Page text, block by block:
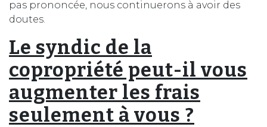
pas prononcée, nous continuerons à avoir des
doutes.
Le syndic de la
copropriété peut-il vous
augmenter les frais
seulement à vous ?